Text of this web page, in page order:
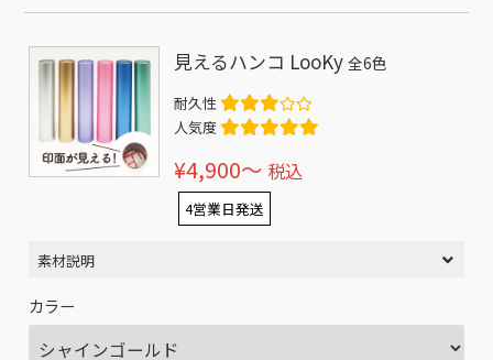
見えるハンコ LooKy全6色
耐久性
人気度
¥4,900〜 税込
4営業日発送
素材説明
カラー